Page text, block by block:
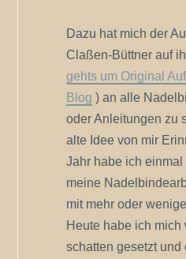
Dazu hat mich der
Claßen-Büttner auf
gehts um Original
Blog ) an alle
oder Anleitungen zu
alte Idee von mir
Jahr habe ich
meine
mit mehr oder
Heute habe ich mich
schatten gesetzt und